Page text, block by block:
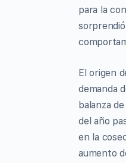
para la
El origen
demanda
balanza
del año
en la
aumento